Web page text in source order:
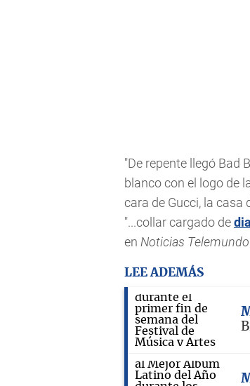
"De repente llegó Bad
blanco con el logo de
cara de Gucci, la casa
"...collar cargado de
en Noticias Telemundo
LEE ADEMÁS